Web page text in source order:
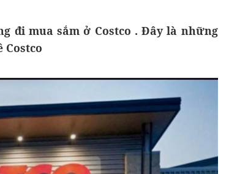
đi mua sắm ở Costco . Đây là những